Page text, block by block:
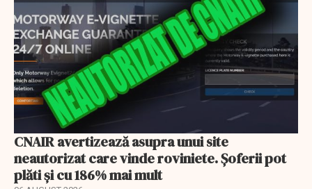
CNAIR avertizează asupra unui site
neautorizat care vinde roviniete. Șoferii pot
plăti și cu 186% mai mult